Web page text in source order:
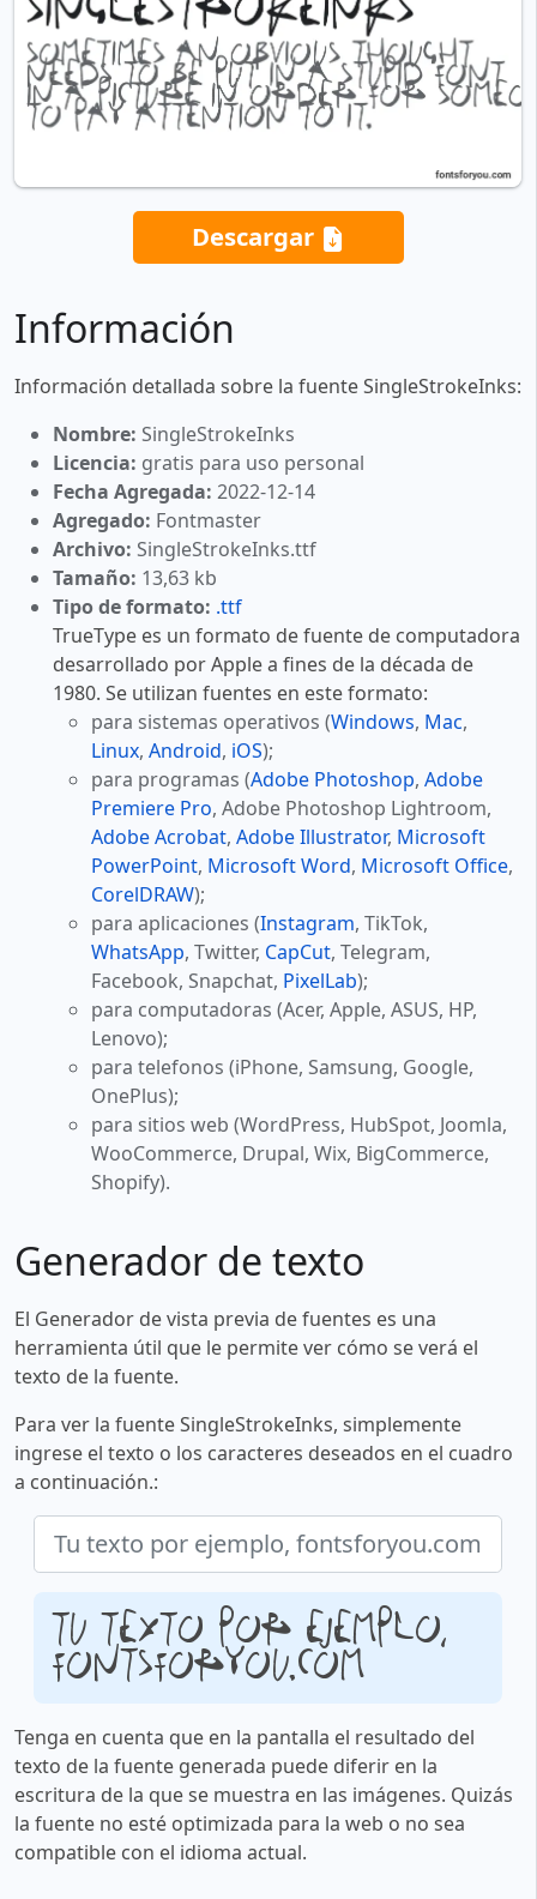
Descargar
Información
Información detallada sobre la fuente SingleStrokeInks:
Nombre: SingleStrokeInks
Licencia: gratis para uso personal
Fecha Agregada: 2022-12-14
Agregado: Fontmaster
Archivo: SingleStrokeInks.ttf
Tamaño: 13,63 kb
Tipo de formato: .ttf
TrueType es un formato de fuente de computadora
desarrollado por Apple a fines de la década de
1980. Se utilizan fuentes en este formato:
para sistemas operativos (Windows, Mac,
Linux, Android, iOS);
para programas (Adobe Photoshop, Adobe
Premiere Pro, Adobe Photoshop Lightroom,
Adobe Acrobat, Adobe Illustrator, Microsoft
PowerPoint, Microsoft Word, Microsoft Office,
CorelDRAW);
para aplicaciones (Instagram, TikTok,
WhatsApp, Twitter, CapCut, Telegram,
Facebook, Snapchat, PixelLab);
para computadoras (Acer, Apple, ASUS, HP,
Lenovo);
para telefonos (iPhone, Samsung, Google,
OnePlus);
para sitios web (WordPress, HubSpot, Joomla,
WooCommerce, Drupal, Wix, BigCommerce,
Shopify).
Generador de texto
El Generador de vista previa de fuentes es una
herramienta útil que le permite ver cómo se verá el
texto de la fuente.
Para ver la fuente SingleStrokeInks, simplemente
ingrese el texto o los caracteres deseados en el cuadro
a continuación.:
Tu texto por ejemplo,
fontsforyou.com
Tenga en cuenta que en la pantalla el resultado del
texto de la fuente generada puede diferir en la
escritura de la que se muestra en las imágenes. Quizás
la fuente no esté optimizada para la web o no sea
compatible con el idioma actual.